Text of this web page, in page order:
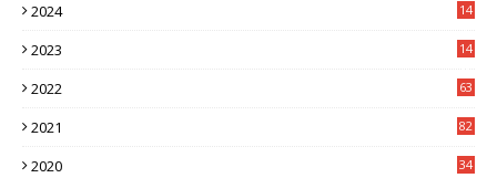
2024
14
2023
14
2022 63
2021 82
2020 34